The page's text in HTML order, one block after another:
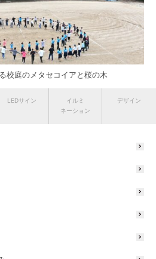
LEDサイン
イルミ
ネーション
デザイン
校庭のメタセコイアと桜の木
が手掛けてきたイルミネーションやラ
することをお伝えしました。